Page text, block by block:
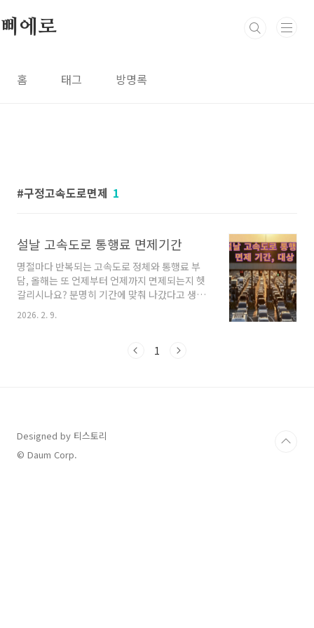
삐에로
홈 태그 방명록
구정고속도로면제 1
설날 고속도로 통행료 면제기간
명절마다 반복되는 고속도로 정체와 통행료 부
담, 올해는 또 언제부터 언제까지 면제되는지 헷
갈리시나요? 분명히 기간에 맞춰 나갔다고 생각
했는데 요금이 부과되어 당황했던 경험, 혹은 0시
를 맞추기 위해 요금소 앞에서 서행하며 위험한
는 예년보다 조금 더 특별한 일정으로 구성되어
속도로 통행료 면제 기간 및 대상 확인하기 정부
는 민생 안정 대책의 일환으로 이번 설 연휴에도
전국 고속도로 통행료를 전면 면제하기로 확정했
2026. 2. 9.
1
Designed by 티스토리
© Daum Corp.